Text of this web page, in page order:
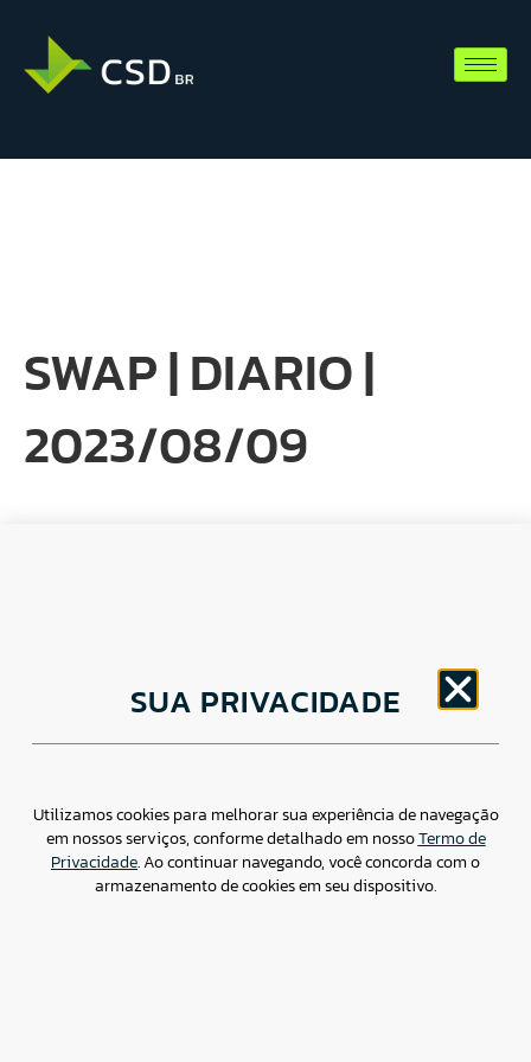
SWAP | DIARIO |
2023/08/09
Av. Brigadeiro Faria Lima, 1779 – 5oAndar Jardim
Paulistano, São Paulo/ SP – CEP: 01452-914
Assessoria de imprensa: imprensa@csdbr.com
SUA PRIVACIDADE
Utilizamos cookies para melhorar sua experiência de navegação
em nossos serviços, conforme detalhado em nossoTermo de
Privacidade. Ao continuar navegando, você concorda com o
armazenamento de cookies em seu dispositivo.